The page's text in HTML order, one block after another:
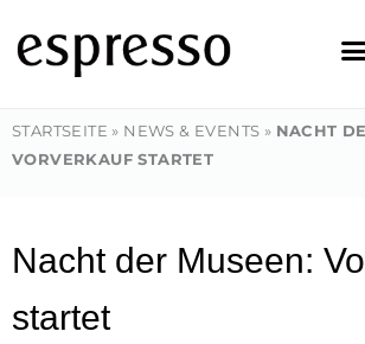
Inhalt
springen
STARTSEITE » NEWS & EVENTS » NACHT
VORVERKAUF STARTET
Nacht der Museen:
startet